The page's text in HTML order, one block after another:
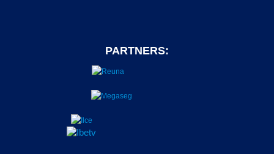
PARTNERS: